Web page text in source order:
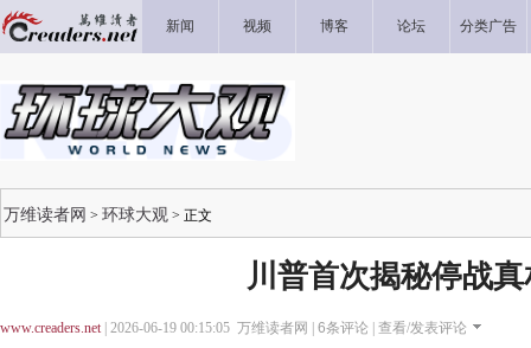
新闻 视频 博客 论坛 分类广告
万维读者网 > 环球大观 > 正文
川普首次揭秘停战真
www.creaders.net| 2026-06-19 00:15:05 万维读者网 | 6条评论 | 查看/发表评论